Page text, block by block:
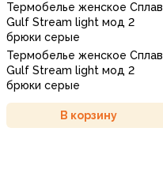
Термобелье женское Сплав
Gulf Stream light мод 2
брюки серые
Термобелье женское Сплав
Gulf Stream light мод 2
брюки серые
В корзину